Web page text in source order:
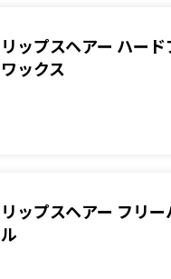
リップスヘアー ハー
ワックス
リップスヘアー フリ
ル